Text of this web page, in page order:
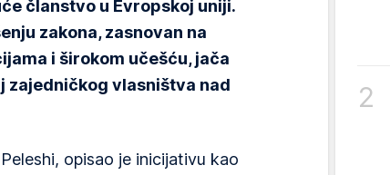
članstvo u Evropskoj uniji.
zakona, zasnovan na
i širokom učešću, jača
zajedničkog vlasništva nad
opisao je inicijativu kao
2